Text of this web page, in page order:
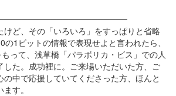
けど、その「いろいろ」をすっぱりと省略
の1ビットの情報で表現せよと言われたら、
って、浅草橋「パラボリカ・ビス」での人
した。成功裡に。ご来場いただいた方、ご
中で応援していてくださった方、ほんと
す。